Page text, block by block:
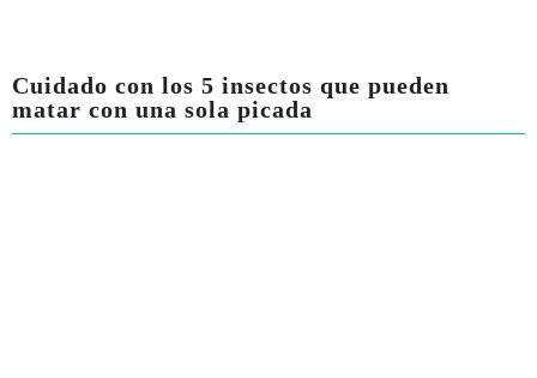
Cuidado con los 5 insectos que pueden
matar con una sola picada